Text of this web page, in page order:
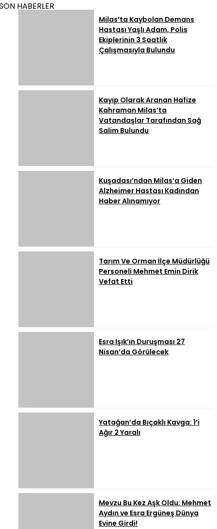
HABERLER
Milas’ta Kaybolan Demans
Hastası Yaşlı Adam, Polis
Ekiplerinin 3 Saatlik
Çalışmasıyla Bulundu
Kayıp Olarak Aranan Hafize
Kahraman Milas’ta
Vatandaşlar Tarafından Sağ
Salim Bulundu
Kuşadası’ndan Milas’a Giden
Alzheimer Hastası Kadından
Haber Alınamıyor
Tarım Ve Orman İlçe Müdürlüğü
Personeli Mehmet Emin Dirik
Vefat Etti
Esra Işık’ın Duruşması 27
Nisan’da Görülecek
Yatağan’da Bıçaklı Kavga: 1’i
Ağır 2 Yaralı
Mevzu Bu Kez Aşk Oldu: Mehmet
Aydın ve Esra Ergüneş Dünya
Evine Girdi!